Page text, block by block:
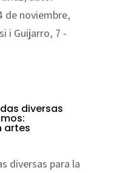
de noviembre,
i Guijarro, 7 -
diversas
artes
diversas para la